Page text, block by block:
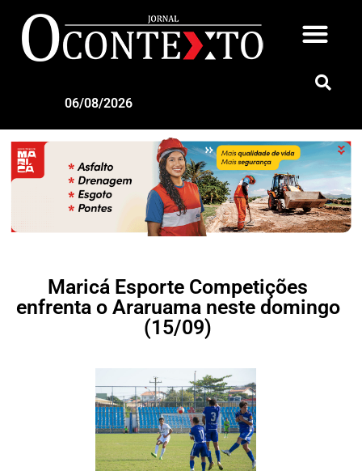
06/08/2026
Maricá Esporte Competições
enfrenta o Araruama neste domingo
(15/09)